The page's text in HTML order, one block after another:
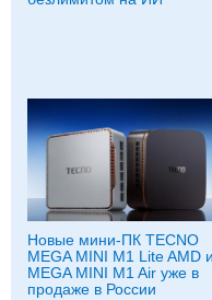
Новые мини-ПК TECNO
MEGA MINI M1 Lite AMD и
MEGA MINI M1 Air уже в
продаже в России